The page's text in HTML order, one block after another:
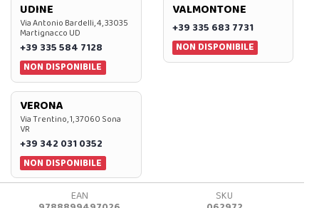
UDINE
Via Antonio Bardelli, 4, 33035
Martignacco UD
+39 335 584 7128
NON DISPONIBILE
VALMONTONE
+39 335 683 7731
NON DISPONIBILE
VERONA
Via Trentino, 1, 37060 Sona
VR
+39 342 031 0352
NON DISPONIBILE
EAN SKU